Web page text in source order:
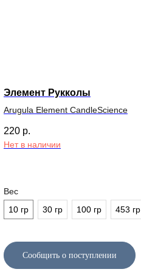
Элемент Рукколы
Arugula Element CandleScience
220 р.
Нет в наличии
Вес
10 гр
30 гр 100 гр 453 гр
Сообщить о поступлении
Отдушки О нас